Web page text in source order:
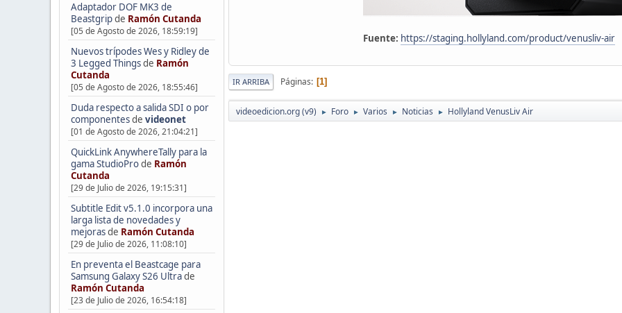
Adaptador DOF MK3 de
Beastgripde Ramón Cutanda
[05 de Agosto de 2026, 18:59:19]
Nuevos trípodes Wes y Ridley de
3 Legged Thingsde Ramón
Cutanda
[05 de Agosto de 2026, 18:55:46]
Duda respecto a salida SDI o por
componentesde videonet
[01 de Agosto de 2026, 21:04:21]
QuickLink AnywhereTally para la
gama StudioProde Ramón
Cutanda
[29 de Julio de 2026, 19:15:31]
Subtitle Edit v5.1.0 incorpora una
larga lista de novedades y
mejorasde Ramón Cutanda
[29 de Julio de 2026, 11:08:10]
En preventa el Beastcage para
Samsung Galaxy S26 Ultrade
Ramón Cutanda
[23 de Julio de 2026, 16:54:18]
Fuente: https://staging.hollyland.com/product/venusliv-air
IR ARRIBA Páginas 1
videoedicion.org (v9) ► Foro ► Varios ► Noticias ► Hollyland VenusLiv Air